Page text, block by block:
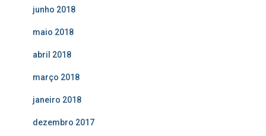
junho 2018
maio 2018
abril 2018
março 2018
janeiro 2018
dezembro 2017